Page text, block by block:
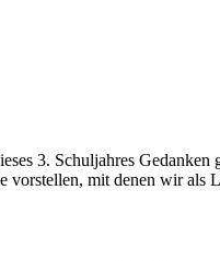
3. Schuljahres
mit denen wir als